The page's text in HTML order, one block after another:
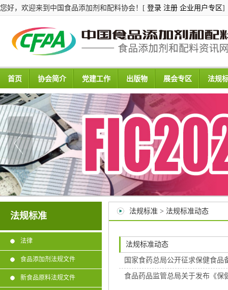
您好，欢迎来到中国食品添加剂和配料协会！[ 登录 注册 企业用户专区]
首页 协会简介 党建工作 出版物 展会专区 法规
法规标准
法律
食品添加剂法规文件
新食品原料法规文件
法规标准 > 法规标准动态
法规标准动态
国家食药总局公开征求保健食品
食品药品监管总局关于发布《保